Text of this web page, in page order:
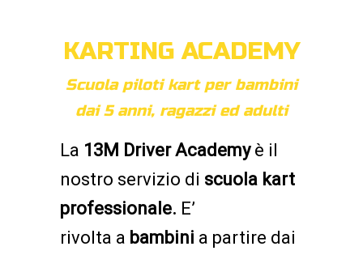
KARTING ACADEMY
Scuola piloti kart per bambini
dai 5 anni, ragazzi ed adulti
La 13M Driver Academyè il
nostro servizio di scuola kart
professionale. E’
rivolta a bambini a partire dai